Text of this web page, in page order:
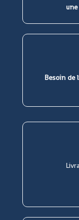
Besoin de